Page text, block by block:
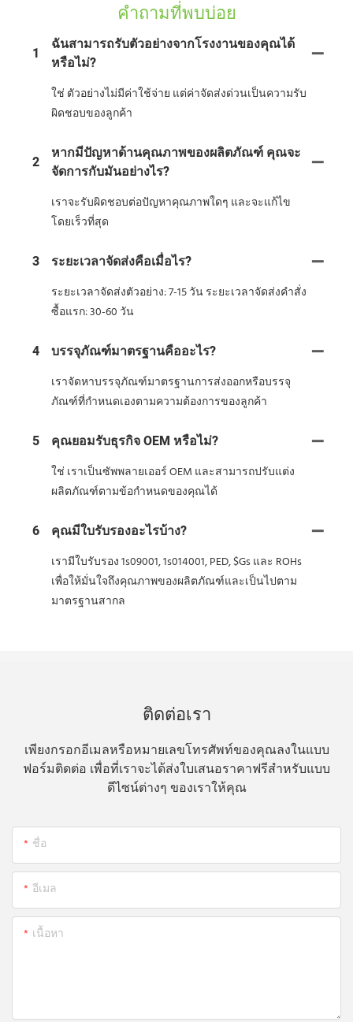
คำถามที่พบบ่อย
1
ฉันสามารถรับตัวอย่างจากโรงงานของคุณได้
หรือไม่?
ใช่ ตัวอย่างไม่มีค่าใช้จ่าย แต่ค่าจัดส่งด่วนเป็นความรับ
ผิดชอบของลูกค้า
2
หากมีปัญหาด้านคุณภาพของผลิตภัณฑ์ คุณจะ
จัดการกับมันอย่างไร?
เราจะรับผิดชอบต่อปัญหาคุณภาพใดๆ และจะแก้ไข
โดยเร็วที่สุด
3 ระยะเวลาจัดส่งคือเมื่อไร?
ระยะเวลาจัดส่งตัวอย่าง: 7-15 วัน ระยะเวลาจัดส่งคำสั่ง
ซื้อแรก: 30-60 วัน
4 บรรจุภัณฑ์มาตรฐานคืออะไร?
เราจัดหาบรรจุภัณฑ์มาตรฐานการส่งออกหรือบรรจุ
ภัณฑ์ที่กำหนดเองตามความต้องการของลูกค้า
5 คุณยอมรับธุรกิจ OEM หรือไม่?
ใช่ เราเป็นซัพพลายเออร์ OEM และสามารถปรับแต่ง
ผลิตภัณฑ์ตามข้อกำหนดของคุณได้
6 คุณมีใบรับรองอะไรบ้าง?
เรามีใบรับรอง 1s09001, 1s014001, PED, $Gs และ ROHs
เพื่อให้มั่นใจถึงคุณภาพของผลิตภัณฑ์และเป็นไปตาม
มาตรฐานสากล
ติดต่อเรา
เพียงกรอกอีเมลหรือหมายเลขโทรศัพท์ของคุณลงในแบบ
ฟอร์มติดต่อ เพื่อที่เราจะได้ส่งใบเสนอราคาฟรีสำหรับแบบ
ดีไซน์ต่างๆ ของเราให้คุณ
ชื่อ
อีเมล
เนื้อหา